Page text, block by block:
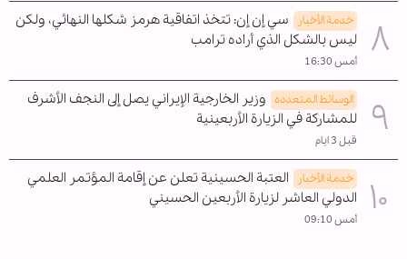
خدمة الأخبار
سي إن إن: تتخذ اتفاقية هرمز شكلها النهائي، ولكن
ليس بالشكل الذي أراده ترامب
أمس 16:30
الوسائط المتعدده وزير الخارجية الإيراني يصل إلى النجف الأشرف
للمشاركة في الزيارة الأربعينية
قبل 3 ايام
خدمة الأخبار
العتبة الحسينية تعلن عن إقامة المؤتمر العلمي
الدولي العاشر لزيارة الأربعين الحسيني
أمس 09:10